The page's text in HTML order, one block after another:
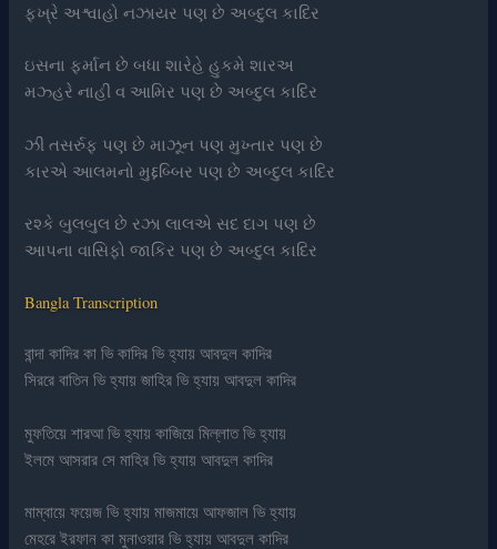
ફખ્રે અશ્વાહો નઝાયર પણ છે અબ્દુલ કાદિર
ઇસના ફર્માન છે બધા શારેહે હુકમે શારઅ
મઝ્હરે નાહી વ આમિર પણ છે અબ્દુલ કાદિર
ઝી તસર્રુફ પણ છે માઝૂન પણ મુખ્તાર પણ છે
કારએ આલમનો મુદ્દબ્બિર પણ છે અબ્દુલ કાદિર
રશ્કે બુલબુલ છે રઝા લાલએ સદ દાગ પણ છે
આપના વાસિફો જાકિર પણ છે અબ્દુલ કાદિર
Bangla Transcription
বান্দা কাদির কা ভি কাদির ভি হ্যায় আবদুল কাদির
সিররে বাতিন ভি হ্যায় জাহির ভি হ্যায় আবদুল কাদির
মুফতিয়ে শারআ ভি হ্যায় কাজিয়ে মিল্লাত ভি হ্যায়
ইলমে আসরার সে মাহির ভি হ্যায় আবদুল কাদির
মাম্বায়ে ফয়েজ ভি হ্যায় মাজমায়ে আফজাল ভি হ্যায়
মেহরে ইরফান কা মুনাওয়ার ভি হ্যায় আবদুল কাদির